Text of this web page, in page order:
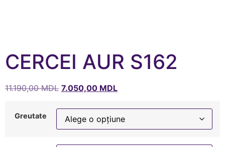
CERCEI AUR S162
11.190,00MDL 7.050,00 MDL
Greutate